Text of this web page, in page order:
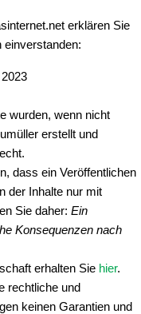
erklären Sie
einverstanden:
wurden, wenn nicht
erstellt und
dass ein Veröffentlichen
der Inhalte nur mit
Sie daher: Ein
Konsequenzen nach
erhalten Sie hier.
rechtliche und
keinen Garantien und